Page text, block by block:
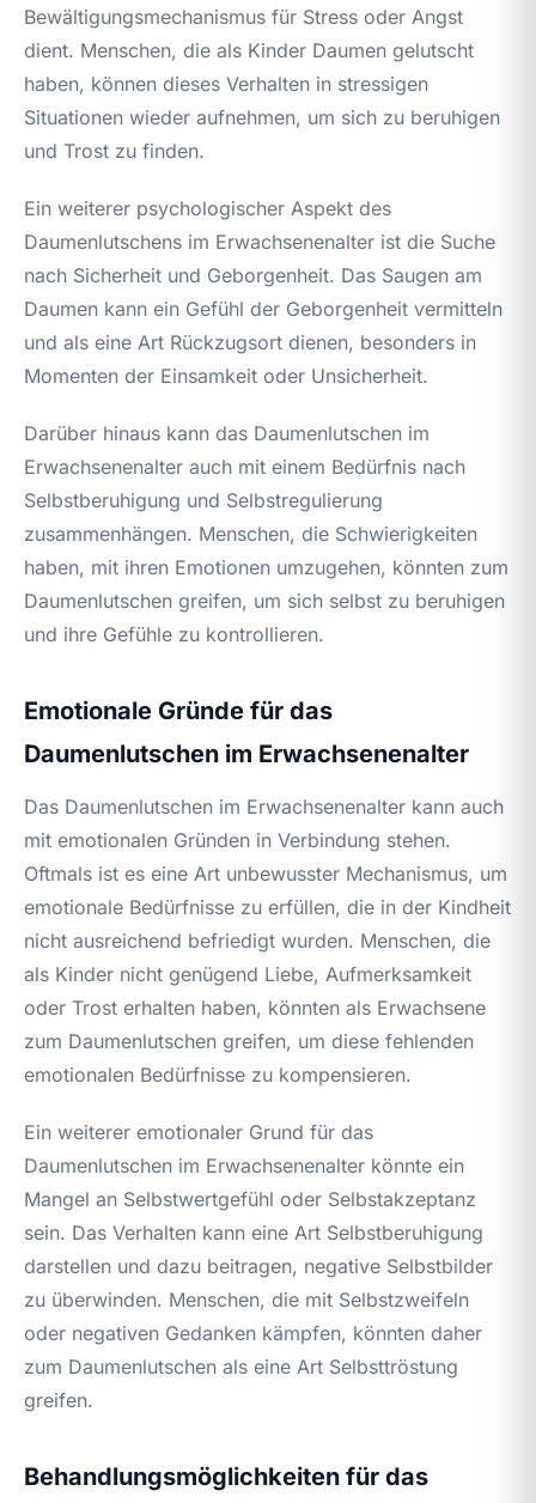
Bewältigungsmechanismus für Stress oder Angst
dient. Menschen, die als Kinder Daumen gelutscht
haben, können dieses Verhalten in stressigen
Situationen wieder aufnehmen, um sich zu beruhigen
und Trost zu finden.
Ein weiterer psychologischer Aspekt des
Daumenlutschens im Erwachsenenalter ist die Suche
nach Sicherheit und Geborgenheit. Das Saugen am
Daumen kann ein Gefühl der Geborgenheit vermitteln
und als eine Art Rückzugsort dienen, besonders in
Momenten der Einsamkeit oder Unsicherheit.
Darüber hinaus kann das Daumenlutschen im
Erwachsenenalter auch mit einem Bedürfnis nach
Selbstberuhigung und Selbstregulierung
zusammenhängen. Menschen, die Schwierigkeiten
haben, mit ihren Emotionen umzugehen, könnten zum
Daumenlutschen greifen, um sich selbst zu beruhigen
und ihre Gefühle zu kontrollieren.
Emotionale Gründe für das
Daumenlutschen im Erwachsenenalter
Das Daumenlutschen im Erwachsenenalter kann auch
mit emotionalen Gründen in Verbindung stehen.
Oftmals ist es eine Art unbewusster Mechanismus, um
emotionale Bedürfnisse zu erfüllen, die in der Kindheit
nicht ausreichend befriedigt wurden. Menschen, die
als Kinder nicht genügend Liebe, Aufmerksamkeit
oder Trost erhalten haben, könnten als Erwachsene
zum Daumenlutschen greifen, um diese fehlenden
emotionalen Bedürfnisse zu kompensieren.
Ein weiterer emotionaler Grund für das
Daumenlutschen im Erwachsenenalter könnte ein
Mangel an Selbstwertgefühl oder Selbstakzeptanz
sein. Das Verhalten kann eine Art Selbstberuhigung
darstellen und dazu beitragen, negative Selbstbilder
zu überwinden. Menschen, die mit Selbstzweifeln
oder negativen Gedanken kämpfen, könnten daher
zum Daumenlutschen als eine Art Selbsttröstung
greifen.
Behandlungsmöglichkeiten für das